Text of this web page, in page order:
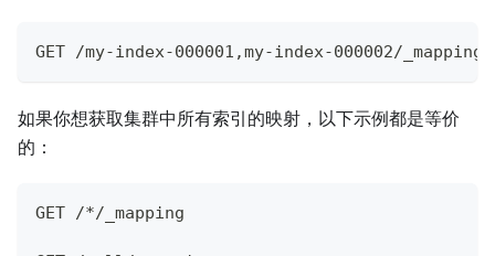
GET /my-index-000001,my-index-000002/_mapping
如果你想获取集群中所有索引的映射，以下示例都是等价
的：
GET /*/_mapping